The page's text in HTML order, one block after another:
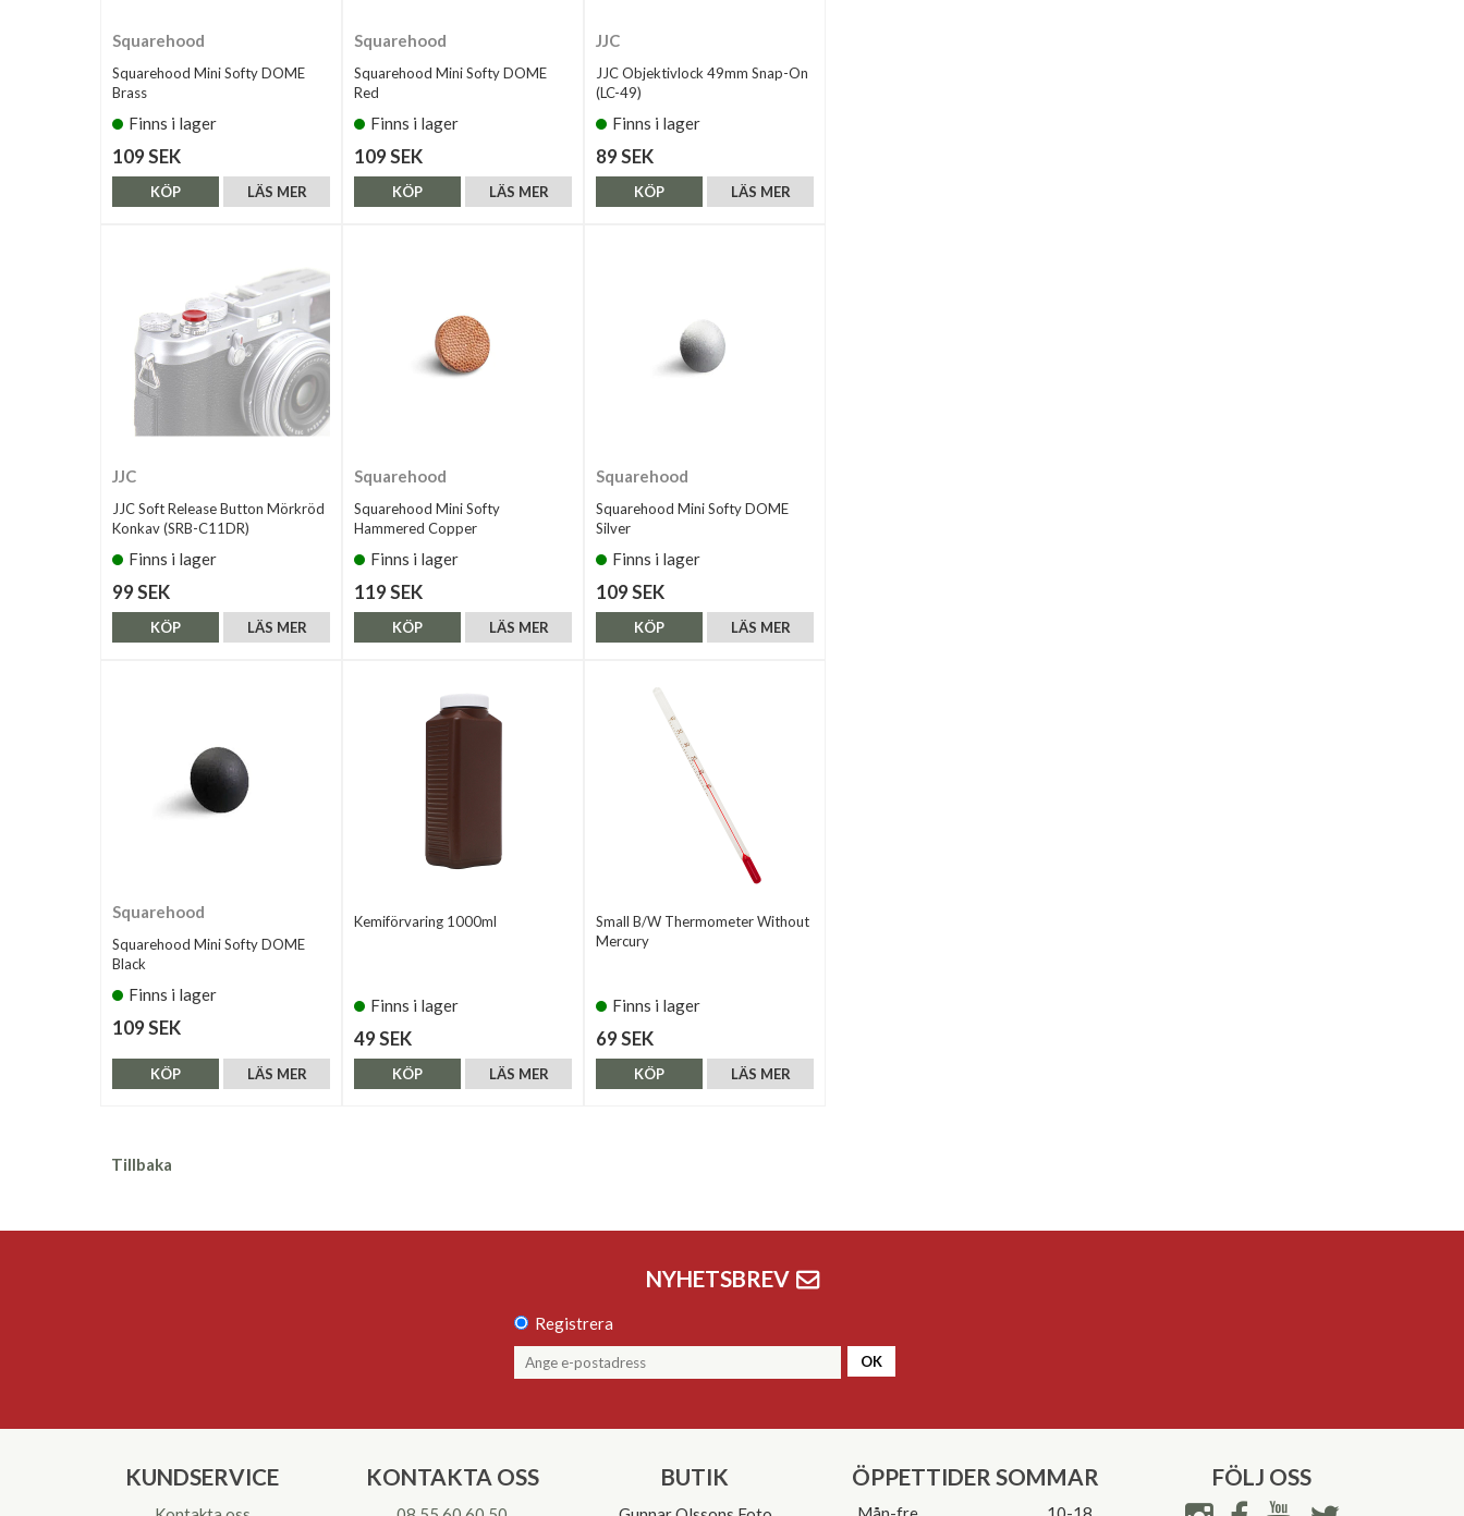
Squarehood
Squarehood Mini Softy DOME
Brass
Finns i lager
109 SEK
LÄS MER
KÖP
Squarehood
Squarehood Mini Softy DOME
Red
Finns i lager
109 SEK
LÄS MER
KÖP
JJC
JJC Objektivlock 49mm Snap-On
(LC-49)
Finns i lager
89 SEK
LÄS MER
KÖP
JJC
JJC Soft Release Button Mörkröd
Konkav (SRB-C11DR)
Finns i lager
99 SEK
LÄS MER
KÖP
Squarehood
Squarehood Mini Softy
Hammered Copper
Finns i lager
119 SEK
LÄS MER
KÖP
Squarehood
Squarehood Mini Softy DOME
Silver
Finns i lager
109 SEK
LÄS MER
KÖP
Squarehood
Squarehood Mini Softy DOME
Black
Finns i lager
109 SEK
LÄS MER
KÖP
Kemiförvaring 1000ml
Finns i lager
49 SEK
LÄS MER
KÖP
Small B/W Thermometer Without
Mercury
Finns i lager
69 SEK
LÄS MER
KÖP
Tillbaka
NYHETSBREV
Registrera
OK
KUNDSERVICE KONTAKTA OSS BUTIK ÖPPETTIDER SOMMAR FÖLJ OSS